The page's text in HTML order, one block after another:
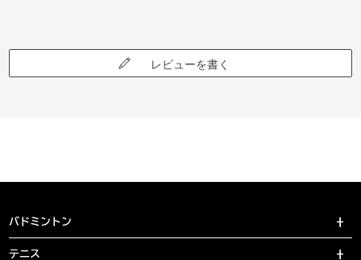
レビューを書く
バドミントン
テニス